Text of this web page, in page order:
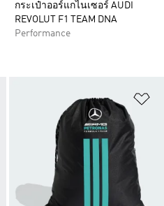
กระเป๋าออร์แกไนเซอร์ AUDI
REVOLUT F1 TEAM DNA
Performance
เพิ่มไปยังรายการสินค้าโปรด